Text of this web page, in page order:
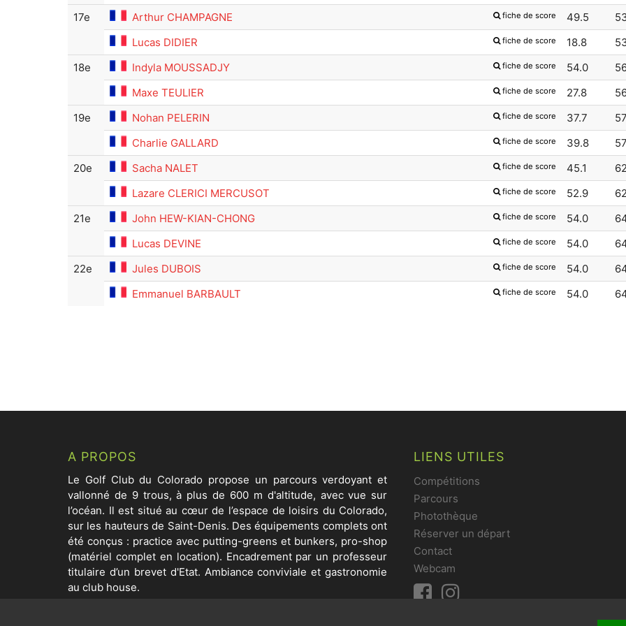
17e
Arthur CHAMPAGNE fiche de score 49.5
Lucas DIDIER
fiche de score 18.8
18e
Indyla MOUSSADJY fiche de score 54.0
Maxe TEULIER
fiche de score 27.8
19e
Nohan PELERIN fiche de score 37.7
57
Charlie GALLARD
fiche de score 39.8
57
20e
Sacha NALET fiche de score 45.1
62
Lazare CLERICI MERCUSOT
fiche de score 52.9
62
21e
John HEW-KIAN-CHONG fiche de score 54.0
Lucas DEVINE
fiche de score 54.0
22e
Jules DUBOIS fiche de score 54.0
Emmanuel BARBAULT
fiche de score 54.0
A PROPOS
Le Golf Club du Colorado propose un parcours verdoyant et
vallonné de 9 trous, à plus de 600 m d'altitude, avec vue sur
l’océan. Il est situé au cœur de l’espace de loisirs du Colorado,
sur les hauteurs de Saint-Denis. Des équipements complets ont
été conçus : practice avec putting-greens et bunkers, pro-shop
(matériel complet en location). Encadrement par un professeur
titulaire d’un brevet d'Etat. Ambiance conviviale et gastronomie
au club house.
LIENS UTILES
Compétitions
Parcours
Photothèque
Réserver un départ
Contact
Webcam